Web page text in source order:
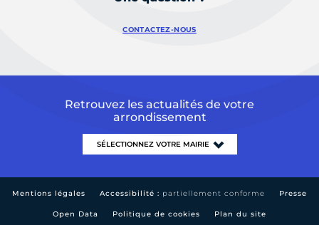
CONTACTEZ-NOUS
Retrouvez les actualités de votre
arrondissement
Mentions légales Accessibilité : partiellement conforme Presse
Open Data Politique de cookies Plan du site